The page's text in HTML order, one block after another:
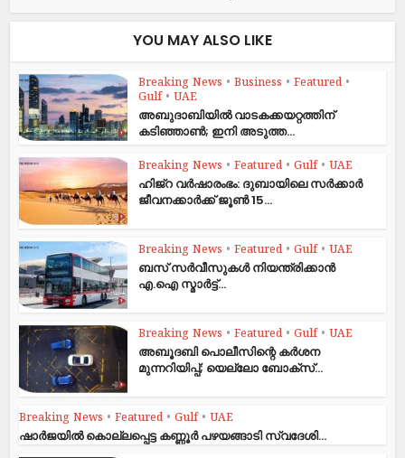
YOU MAY ALSO LIKE
Breaking News • Business • Featured •
Gulf • UAE
അബുദാബിയിൽ വാടകക്കയറ്റത്തിന്
കടിഞ്ഞാൺ; ഇനി അടുത്ത...
Breaking News • Featured • Gulf • UAE
ഹിജ്‌റ വർഷാരംഭം: ദുബായിലെ സർക്കാർ
ജീവനക്കാർക്ക് ജൂൺ 15...
Breaking News • Featured • Gulf • UAE
ബസ് സർവീസുകൾ നിയന്ത്രിക്കാൻ
എ.ഐ സ്മാർട്ട്...
Breaking News • Featured • Gulf • UAE
അബൂദബി പൊലീസിന്റെ കർശന
മുന്നറിയിപ്പ്; യെല്ലോ ബോക്സ്...
Breaking News • Featured • Gulf • UAE
ഷാര്‍ജയില്‍ കൊല്ലപ്പെട്ട കണ്ണൂര്‍ പഴയങ്ങാടി സ്വദേശി...